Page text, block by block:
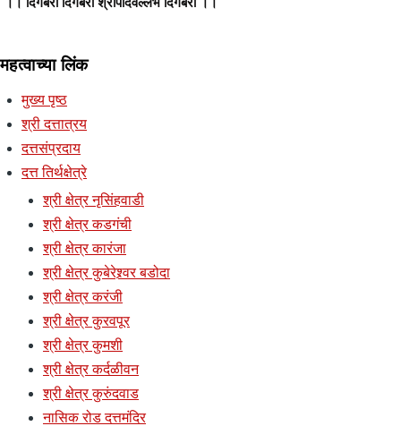
महत्वाच्या लिंक
मुख्य पृष्ठ
श्री दत्तात्रय
दत्तसंप्रदाय
दत्त तिर्थक्षेत्रे
श्री क्षेत्र नृसिंहवाडी
श्री क्षेत्र कडगंची
श्री क्षेत्र कारंजा
श्री क्षेत्र कुबेरेश्र्वर बडोदा
श्री क्षेत्र करंजी
श्री क्षेत्र कुरवपूर
श्री क्षेत्र कुमशी
श्री क्षेत्र कर्दळीवन
श्री क्षेत्र कुरुंदवाड
नासिक रोड दत्तमंदिर